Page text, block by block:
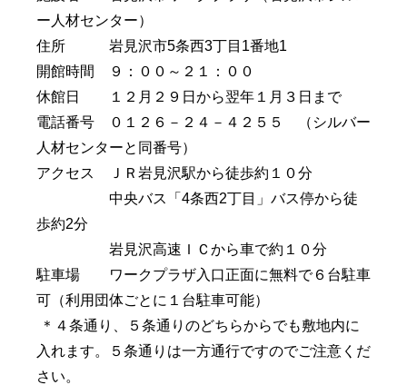
ー人材センター）
住所 岩見沢市5条西3丁目 1番地1
開館時間 ９：００～２１：００
休館日 １２月２９日から翌年１月３日まで
電話番号 ０１２６－２４－４２５５ （シルバー
人材センターと同番号）
アクセス ＪＲ岩見沢駅から徒歩約１０分
中央バス「 4条西2丁目」バス停から徒
歩約2分
岩見沢高速ＩＣから車で約１０分
駐車場 ワークプラザ入口正面に無料で６台駐車
可（利用団体ごとに１台駐車可能）
＊４条通り、５条通りのどちらからでも敷地内に
入れます。５条通りは一方通行ですのでご注意くだ
さい。